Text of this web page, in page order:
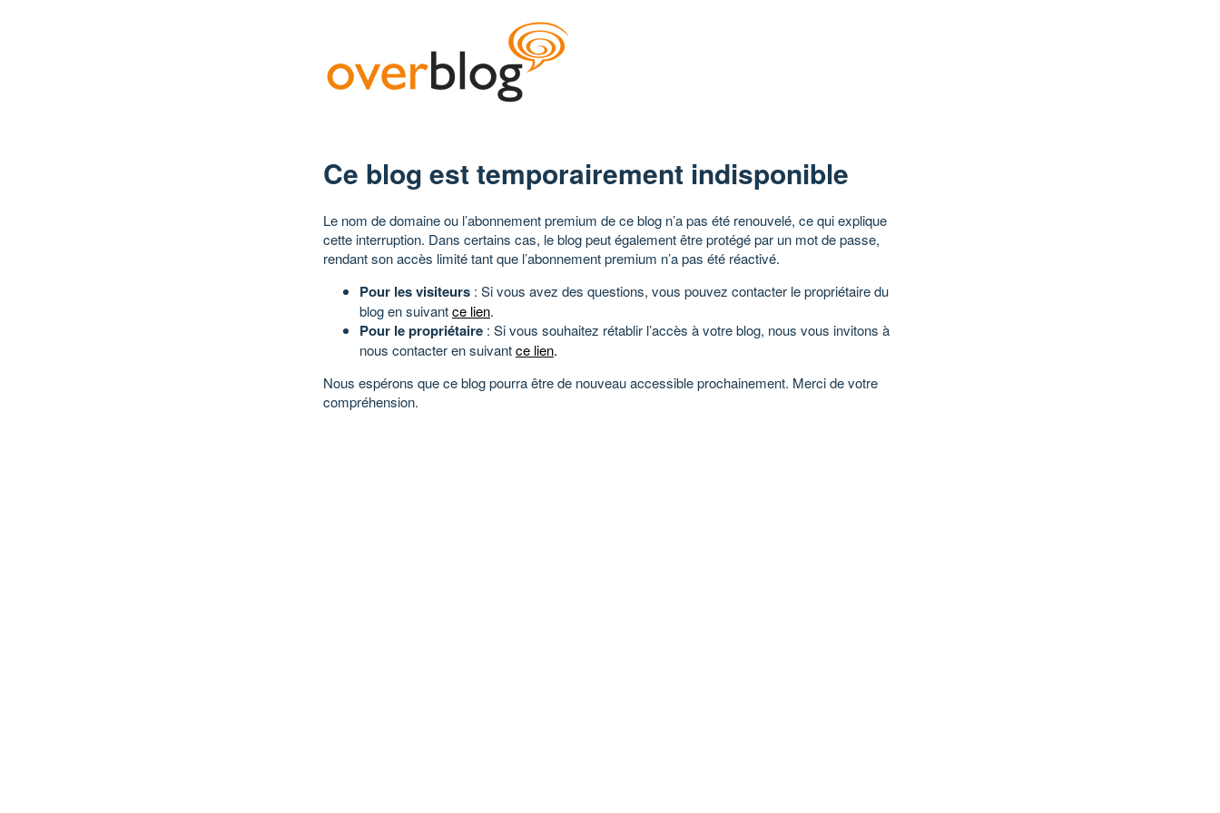
Ce blog est temporairement indisponible
Le nom de domaine ou l’abonnement premium de ce blog n’a pas été renouvelé, ce qui explique
cette interruption. Dans certains cas, le blog peut également être protégé par un mot de passe,
rendant son accès limité tant que l’abonnement premium n’a pas été réactivé.
Pour les visiteurs : Si vous avez des questions, vous pouvez contacter le propriétaire du
blog en suivantce lien.
Pour le propriétaire : Si vous souhaitez rétablir l’accès à votre blog, nous vous invitons à
nous contacter en suivantce lien.
Nous espérons que ce blog pourra être de nouveau accessible prochainement. Merci de votre
compréhension.